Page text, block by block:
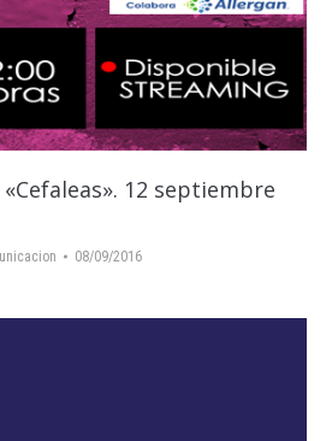
«Cefaleas». 12 septiembre
08/09/2016